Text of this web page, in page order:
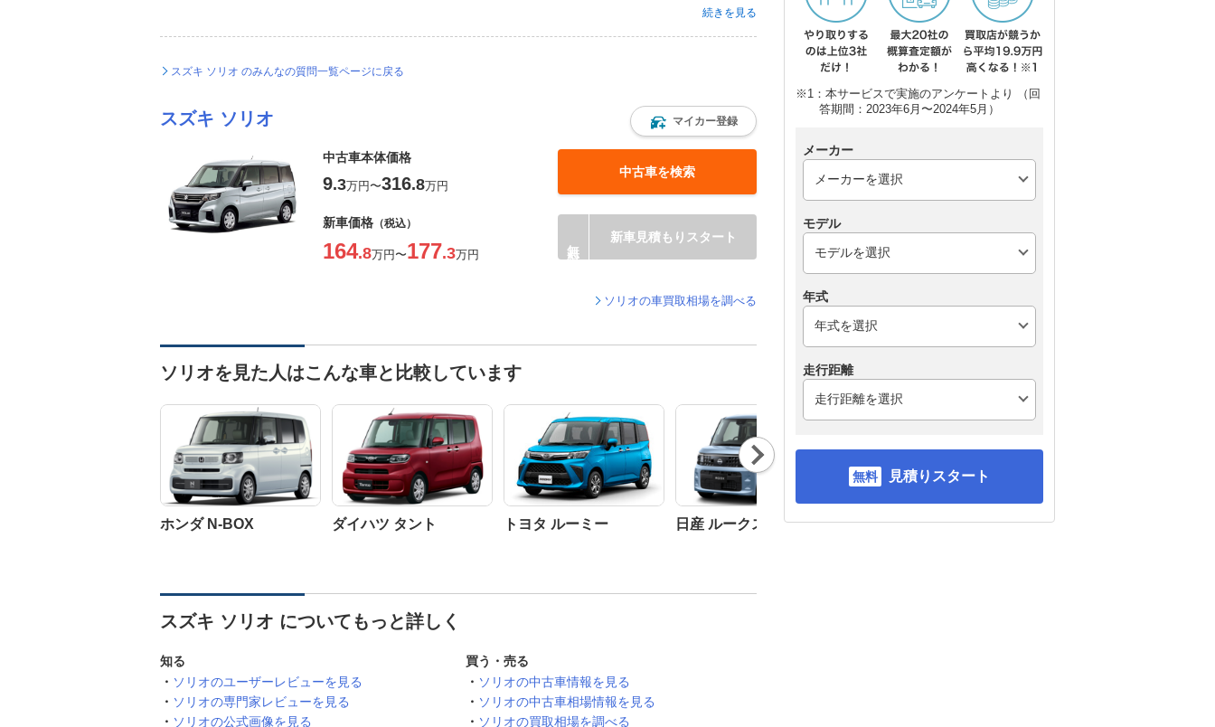
者さんの場合は、駐車場代２万円が極端に高いと思います。 車両価格を除くすべての維持費の半分ぐらいは、駐車場代が
続きを見る
スズキ ソリオ のみんなの質問一覧ページに戻る
スズキ ソリオ マイカー登録
中古車本体価格
9.3万円〜316.8万円
中古車を検索
新車価格 （税込）
164.8万円〜177.3万円
新車見積もりスタート
ソリオの車買取相場を調べる
ソリオを見た人はこんな車と比較しています
ホンダ N-BOX ダイハツ タント トヨタ ルーミー 日産 ルークス ホンダ N-WGN ホンダ N-BOXカスタム
Nex
t
スズキ ソリオ についてもっと詳しく
知る
ソリオのユーザーレビューを見る
ソリオの専門家レビューを見る
ソリオの公式画像を見る
買う・売る
ソリオの中古車情報を見る
ソリオの中古車相場情報を見る
ソリオの買取相場を調べる
※1：本サービスで実施のアンケートより （回
答期間：2023年6月〜2024年5月）
メーカー
モデル
年式
走行距離
見積りスタート